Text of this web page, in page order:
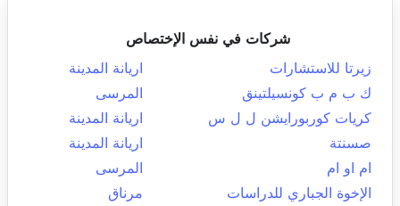
شركات في نفس الإختصاص
زيرتا للاستشارات
اريانة المدينة
ك ب م ب كونسيلتينق
المرسى
كريات كوربورايشن ل ل س
اريانة المدينة
صسنتة
اريانة المدينة
ام او ام
المرسى
الإخوة الجباري للدراسات
مرناق